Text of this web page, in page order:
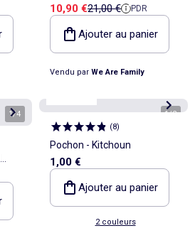
Prix de vente
10,90 €Prix de référence
21,00 € PDR
Ajouter au panier
Vendu par We Are Family
1/4 1/2
(8)
Pochon - Kitchoun
1,00 €
Ajouter au panier
2 couleurs